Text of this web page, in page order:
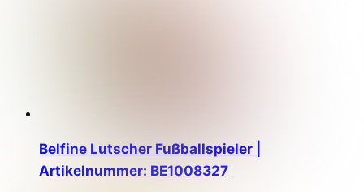
Belfine Lutscher Fußballspieler |
Artikelnummer: BE1008327